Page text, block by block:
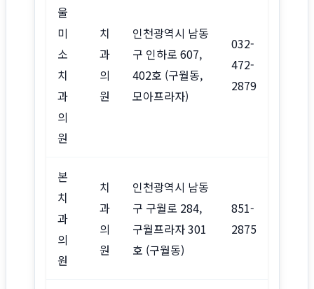
울
미
소
치
과
의
원
치
과
의
원
인천광역시 남동
구 인하로 607,
402호 (구월동,
모아프라자)
032-
472-
2879
본
치
과
의
원
치
과
의
원
인천광역시 남동
구 구월로 284,
구월프라자 301
호 (구월동)
851-
2875